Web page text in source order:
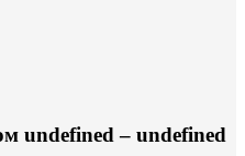
undefined – undefined